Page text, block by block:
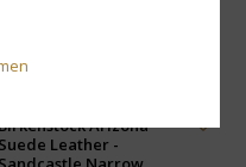
Arizona
Suede Leather -